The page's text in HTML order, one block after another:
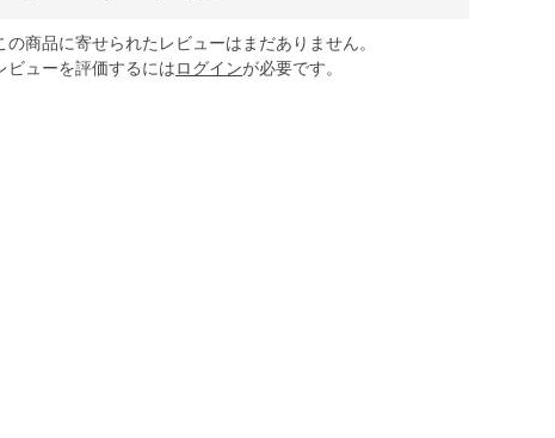
の商品に寄せられたレビューはまだありません。
ビューを評価するにはログインが必要です。